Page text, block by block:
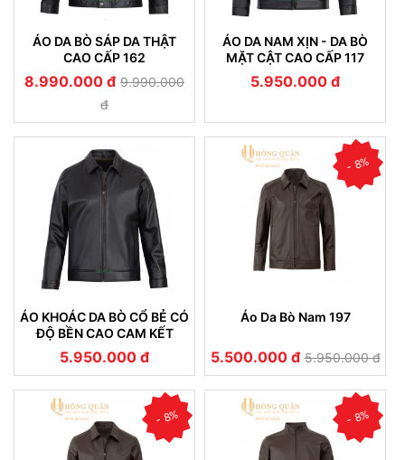
ÁO DA BÒ SÁP DA THẬT
CAO CẤP 162
8.990.000 đ 9.990.000
đ
ÁO DA NAM XỊN - DA BÒ
MẶT CẬT CAO CẤP 117
5.950.000 đ
ÁO KHOÁC DA BÒ CỔ BẺ CÓ
ĐỘ BỀN CAO CAM KẾT
KHÔNG NỔ DA (101)
5.950.000 đ
- 8%
Áo Da Bò Nam 197
5.500.000 đ 5.950.000 đ
- 8% - 8%